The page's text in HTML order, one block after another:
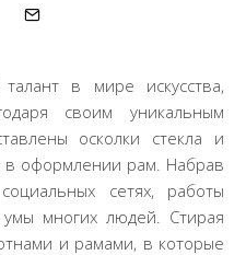
в мире искусства,
своим уникальным
осколки стекла и
в оформлении рам. Набрав
сетях, работы
многих людей. Стирая
и рамами, в которые